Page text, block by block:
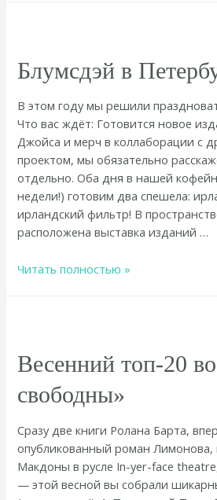
Блумсдэй в
В этом году мы решили
Что вас ждёт: Готовится новое
Джойса и мерч в коллаборации с
проектом, мы обязательно
отдельно. Оба дня в нашей
недели!) готовим два спешела:
ирландский фильтр! В
расположена выставка изданий …
Блумсдэй
Читать полностью »
Весенний топ-20
свободны» ​
Сразу две книги Ролана Барта,
опубликованный роман
Макдоны в русле In-yer-face
— этой весной вы собрали